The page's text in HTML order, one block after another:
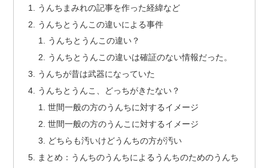
うんちまみれの記事を作った経緯など
うんちとうんこの違いによる事件
うんちとうんこの違い？
うんちとうんこの違いは確証のない情報だった。
うんちが昔は武器になっていた
うんちとうんこ、どっちがきたない？
世間一般の方のうんちに対するイメージ
世間一般の方のうんこに対するイメージ
どちらも汚いけどうんちの方が汚い
まとめ：うんちのうんちによるうんちのためのうんち